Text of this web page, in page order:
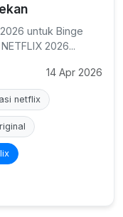
untuk Binge
2026...
14 Apr 2026
netflix